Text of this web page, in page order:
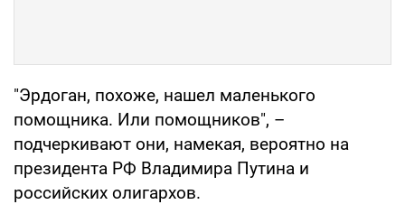
"Эрдоган, похоже, нашел маленького
помощника. Или помощников", –
подчеркивают они, намекая, вероятно на
президента РФ Владимира Путина и
российских олигархов.